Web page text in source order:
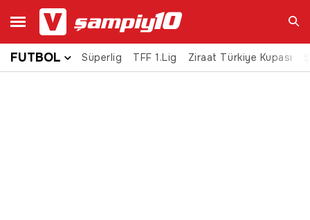
Ara
FUTBOL Süperlig TFF 1.Lig Ziraat Türkiye Kupası